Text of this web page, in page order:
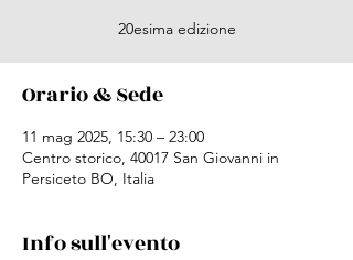
20esima edizione
Orario & Sede
11 mag 2025, 15:30 – 23:00
Centro storico, 40017 San Giovanni in
Persiceto BO, Italia
Info sull'evento